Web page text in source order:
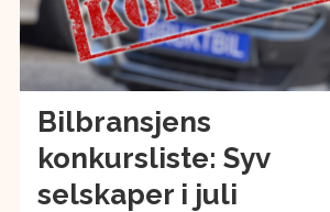
Bilbransjens
konkursliste: Syv
selskaper i juli